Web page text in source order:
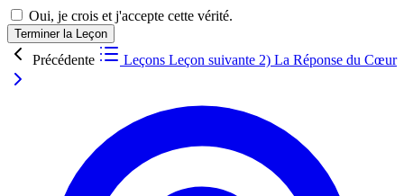
Oui, je crois et j'accepte cette vérité.
Terminer la Leçon
Précédente Leçons Leçon suivante 2) La Réponse du Cœur